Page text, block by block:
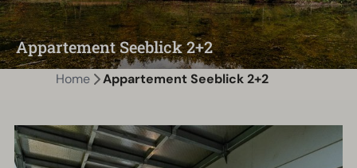
Appartement Seeblick 2+2
Home Appartement Seeblick 2+2